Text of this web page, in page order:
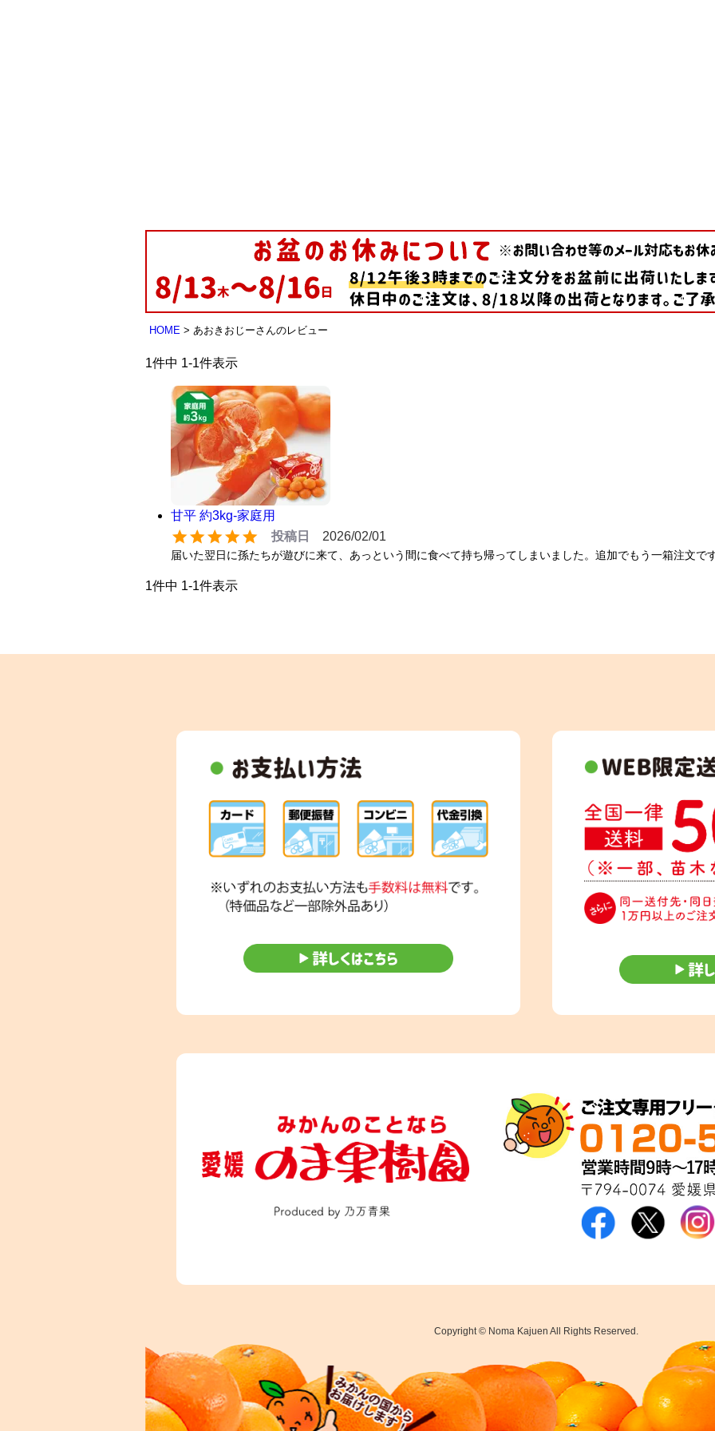
HOME あおきおじーさんのレビュー
1件中 1-1件表示
甘平 約3kg-家庭用
投稿日
2026/02/01
届いた翌日に孫たちが遊びに来て、あっという間に食べて持ち帰ってしまいました。追加でもう一箱注文で
1件中 1-1件表示
Copyright © Noma Kajuen All Rights Reserved.